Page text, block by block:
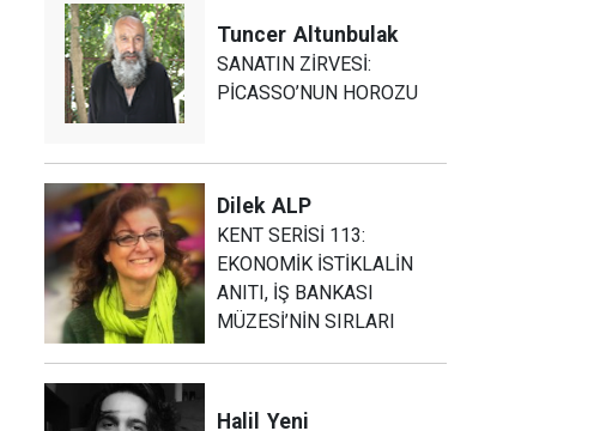
Tuncer Altunbulak
SANATIN ZİRVESİ:
PİCASSO’NUN HOROZU
Dilek ALP
KENT SERİSİ 113:
EKONOMİK İSTİKLALİN
ANITI, İŞ BANKASI
MÜZESİ’NİN SIRLARI
Halil Yeni